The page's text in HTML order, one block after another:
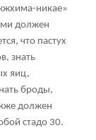
никае»
должен
что пастух
знать
яиц,
броды,
должен
стадо 30.